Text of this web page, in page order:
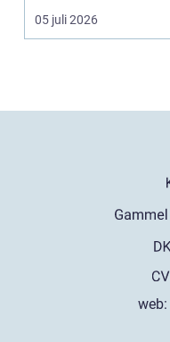
hinner o...
05 juli 2026
web: